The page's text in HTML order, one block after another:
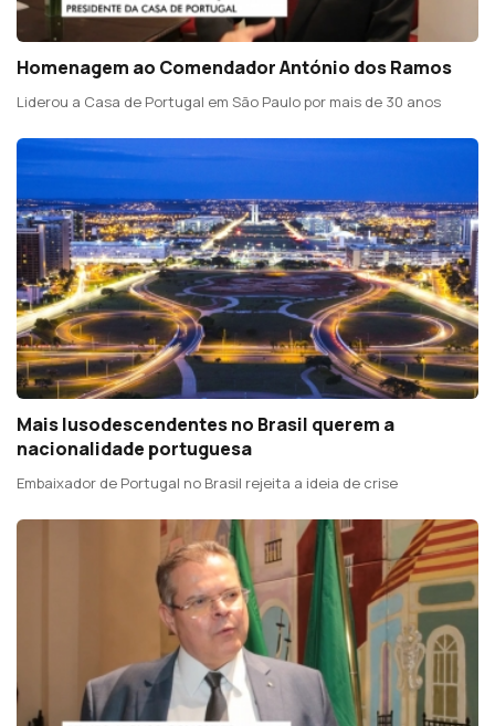
Homenagem ao Comendador António dos Ramos
Liderou a Casa de Portugal em São Paulo por mais de 30 anos
Mais lusodescendentes no Brasil querem a
nacionalidade portuguesa
Embaixador de Portugal no Brasil rejeita a ideia de crise